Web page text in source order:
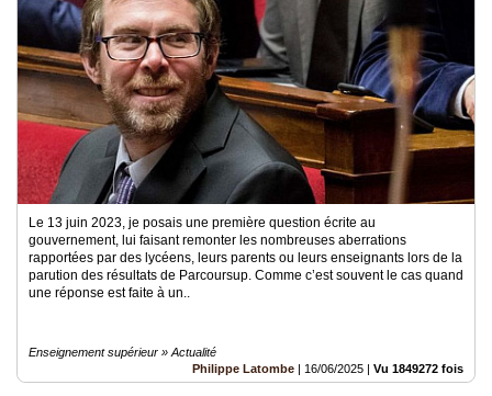
Le 13 juin 2023, je posais une première question écrite au
gouvernement, lui faisant remonter les nombreuses aberrations
rapportées par des lycéens, leurs parents ou leurs enseignants lors de la
parution des résultats de Parcoursup. Comme c’est souvent le cas quand
une réponse est faite à un..
Enseignement supérieur » Actualité
Philippe Latombe | 16/06/2025 | Vu 1849272 fois